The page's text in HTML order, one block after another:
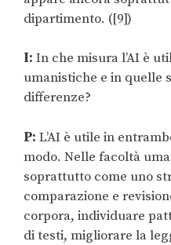
dipartimento. ([9])
I: In che misura l’AI è
umanistiche e in quelle
differenze?
P: L’AI è utile in
modo. Nelle facoltà
soprattutto come uno
comparazione e
corpora, individuare
di testi, migliorare la